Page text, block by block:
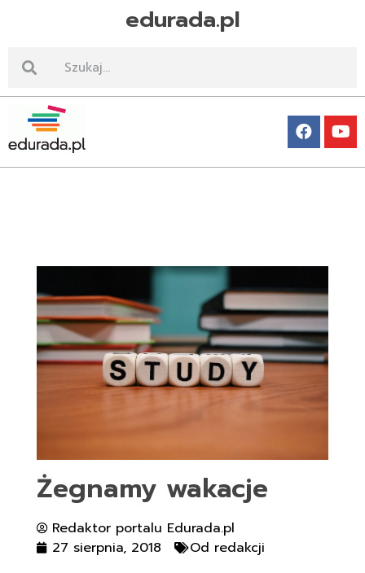
edurada.pl
Edurada.pl
Żegnamy wakacje
Redaktor portalu Edurada.pl
27 sierpnia, 2018
Od redakcji